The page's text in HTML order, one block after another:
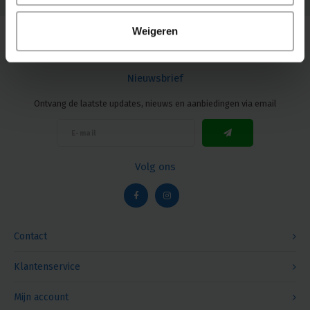
Weigeren
© Copyright 2026 Megalight sa/nv - Theme byShopmonkey
Contact
Nieuwsbrief
Ontvang de laatste updates, nieuws en aanbiedingen via email
Volg ons
Klantenservice
Mijn account